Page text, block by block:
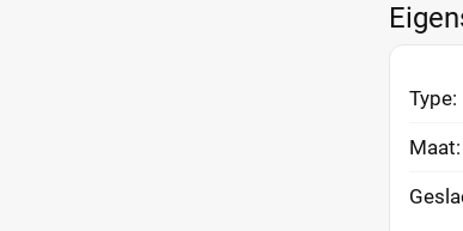
Type:
Maat: